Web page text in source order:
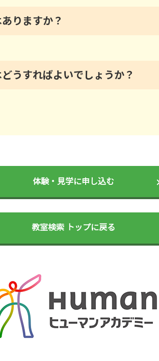
りますか？
うすればよいでしょうか？
体験・見学に申し込む
教室検索 トップに戻る